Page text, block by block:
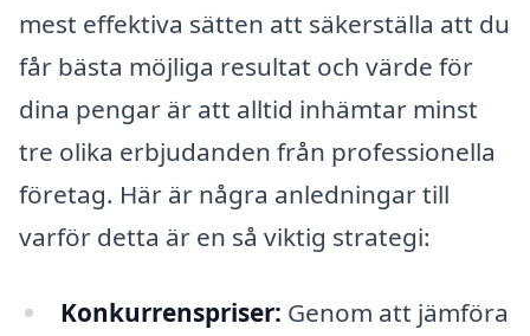
mest effektiva sätten att säkerställa att du
får bästa möjliga resultat och värde för
dina pengar är att alltid inhämtar minst
tre olika erbjudanden från professionella
företag. Här är några anledningar till
varför detta är en så viktig strategi:
Konkurrenspriser: Genom att jämföra